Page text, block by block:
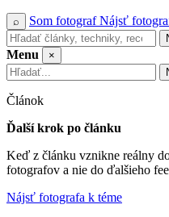
⌕ Som fotografNájsť
Menu
×
Článok
Ďalší krok po článku
Keď z článku vznikne reálny
fotografov a nie do ďalšieho
Nájsť fotografa k téme